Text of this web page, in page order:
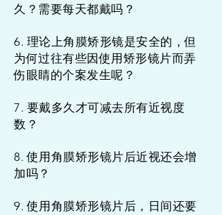
久？需要每天都戴吗？
6. 理论上角膜矫形镜是安全的，但
为何过往有些因使用矫形镜片而弄
伤眼睛的个案发生呢？
7. 要戴多久才可减去所有近视度
数？
8. 使用角膜矫形镜片后近视还会增
加吗？
9. 使用角膜矫形镜片后，日间还要